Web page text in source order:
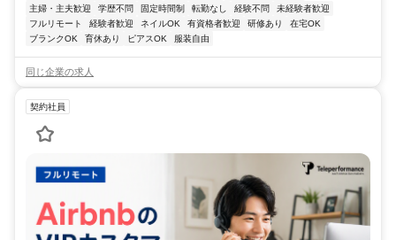
主婦・主夫歓迎
学歴不問 固定時間制 転勤なし 経験不問
未経験者歓迎
フルリモート
経験者歓迎 ネイルOK 有資格者歓迎 研修あり
在宅OK
ブランクOK
育休あり ピアスOK 服装自由
同じ企業の求人
契約社員